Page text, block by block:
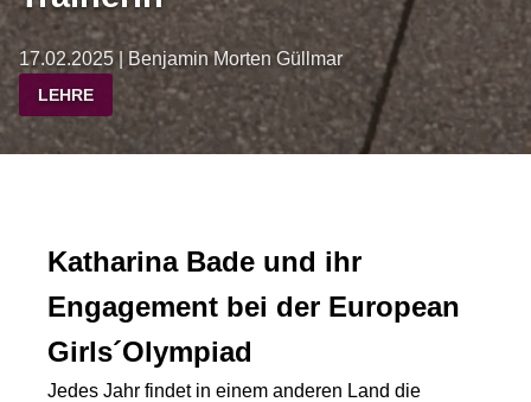
17.02.2025 | Benjamin Morten Güllmar
LEHRE
Katharina Bade und ihr
Engagement bei der European
Girls´Olympiad
Jedes Jahr findet in einem anderen Land die